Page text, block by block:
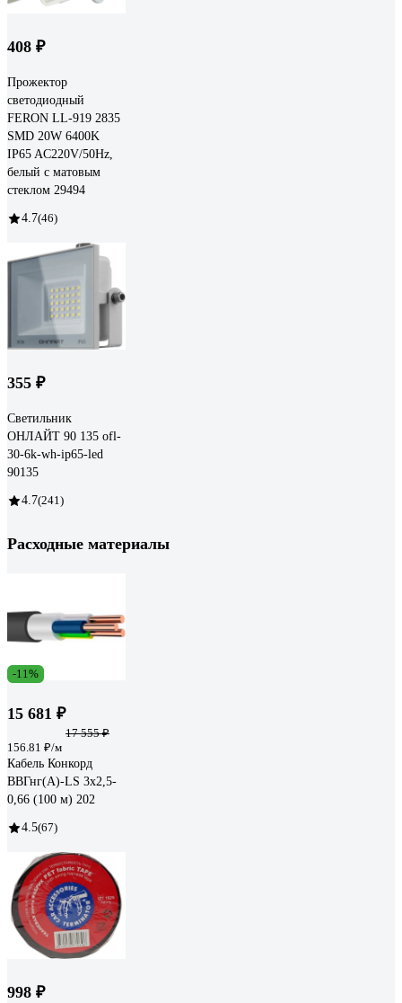
408 ₽
Прожектор
светодиодный
FERON LL-919 2835
SMD 20W 6400K
IP65 AC220V/50Hz,
белый с матовым
стеклом 29494
4.7(46)
355 ₽
Светильник
ОНЛАЙТ 90 135 ofl-
30-6k-wh-ip65-led
90135
4.7(241)
Расходные материалы
-11%
15 681 ₽
17 555 ₽
156.81 ₽/м
Кабель Конкорд
ВВГнг(А)-LS 3х2,5-
0,66 (100 м) 202
4.5(67)
998 ₽